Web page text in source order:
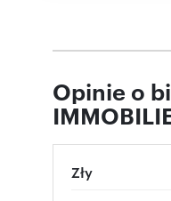
Opinie o
Zły